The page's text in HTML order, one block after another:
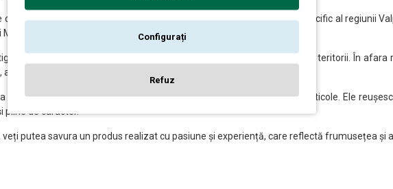
viticultorii locali și a dobândit cunoștințe profunde despre teroirul specific al regiunii
le-a permis să creeze vinuri autentice și deosebite.
cu o gamă largă de vinuri de calitate, reprezentând diverse stiluri și teritorii. În afara
și experiența și cunoștințele în producția de vinuri.
superioară, atenția acordată detaliilor și respectul pentru tradițiile viticole. Ele
de caracter.
putea savura un produs realizat cu pasiune și experiență, care reflectă frumusețea și
Configurați
Refuz